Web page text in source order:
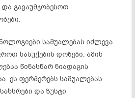
გავაუმჯობესოთ
საშუალებას იძლევა
სასუქების დოზები. ამის
წინასწარ ნიადაგის
ეს ფერმერებს საშუალებას
და ზუსტი